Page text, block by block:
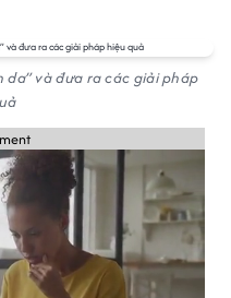
và đưa ra các giải pháp